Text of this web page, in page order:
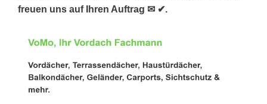
freuen uns auf Ihren Auftrag ✉ ✔.